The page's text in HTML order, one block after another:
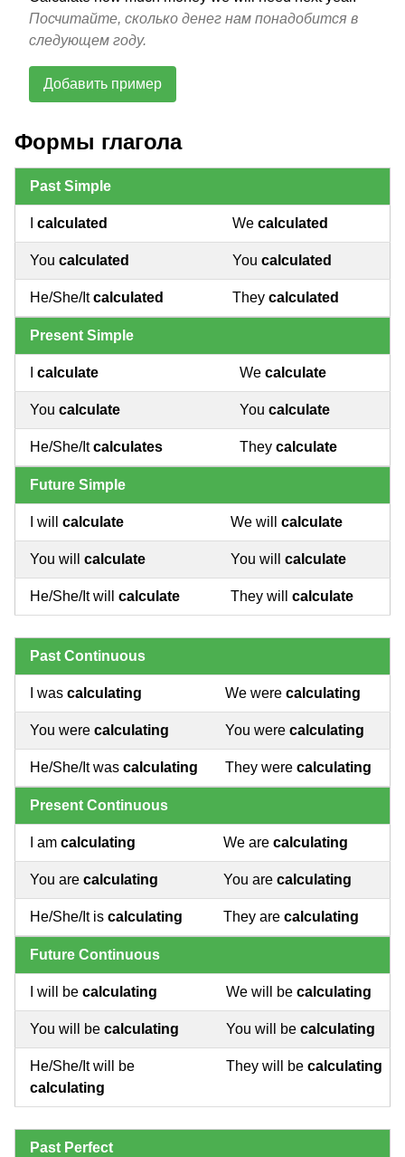
Посчитайте, сколько денег нам понадобится в
следующем году.
Добавить пример
Формы глагола
Past Simple
calculated We calculated
You calculated You calculated
He/She/Itcalculated They calculated
Present Simple
calculate We calculate
You calculate You calculate
He/She/Itcalculates They calculate
Future Simple
I will calculate We will calculate
You will calculate You will calculate
He/She/It will calculate They will calculate
Past Continuous
I was calculating We were calculating
You were calculating You were calculating
He/She/It was calculating They were calculating
Present Continuous
I am calculating We are calculating
You are calculating You are calculating
He/She/It is calculating They are calculating
Future Continuous
I will be calculating We will be calculating
You will be calculating You will be calculating
He/She/It will be
calculating
They will be calculating
Past Perfect